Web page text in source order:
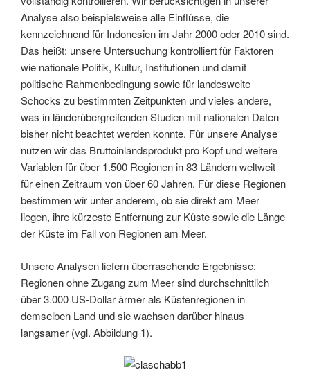
Analyse also beispielsweise alle Einflüsse, die
kennzeichnend für Indonesien im Jahr 2000 oder 2010 sind.
Das heißt: unsere Untersuchung kontrolliert für Faktoren
wie nationale Politik, Kultur, Institutionen und damit
politische Rahmenbedingung sowie für landesweite
Schocks zu bestimmten Zeitpunkten und vieles andere,
was in länderübergreifenden Studien mit nationalen Daten
bisher nicht beachtet werden konnte. Für unsere Analyse
nutzen wir das Bruttoinlandsprodukt pro Kopf und weitere
Variablen für über 1.500 Regionen in 83 Ländern weltweit
für einen Zeitraum von über 60 Jahren. Für diese Regionen
bestimmen wir unter anderem, ob sie direkt am Meer
liegen, ihre kürzeste Entfernung zur Küste sowie die Länge
der Küste im Fall von Regionen am Meer.
Unsere Analysen liefern überraschende Ergebnisse:
Regionen ohne Zugang zum Meer sind durchschnittlich
über 3.000 US-Dollar ärmer als Küstenregionen in
demselben Land und sie wachsen darüber hinaus
langsamer (vgl. Abbildung 1).